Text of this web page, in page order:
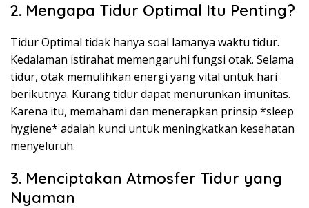
2. Mengapa Tidur Optimal Itu Penting?
Tidur Optimal tidak hanya soal lamanya waktu tidur.
Kedalaman istirahat memengaruhi fungsi otak. Selama
tidur, otak memulihkan energi yang vital untuk hari
berikutnya. Kurang tidur dapat menurunkan imunitas.
Karena itu, memahami dan menerapkan prinsip *sleep
hygiene* adalah kunci untuk meningkatkan kesehatan
menyeluruh.
3. Menciptakan Atmosfer Tidur yang
Nyaman